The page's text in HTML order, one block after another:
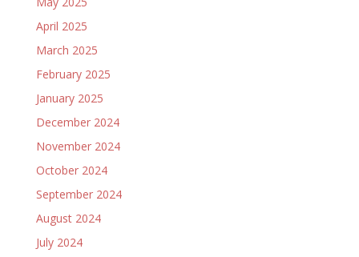
April 2025
March 2025
February 2025
January 2025
December 2024
November 2024
October 2024
September 2024
August 2024
July 2024